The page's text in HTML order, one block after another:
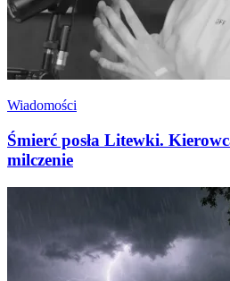
Wiadomości
Śmierć posła Litewki.
milczenie